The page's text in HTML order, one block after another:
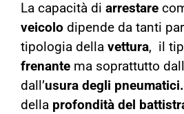
La capacità di arrestare
veicolo dipende da tanti
tipologia della vettura, il
frenante ma soprattutto
dall’usura degli pneumatici.
della profondità del